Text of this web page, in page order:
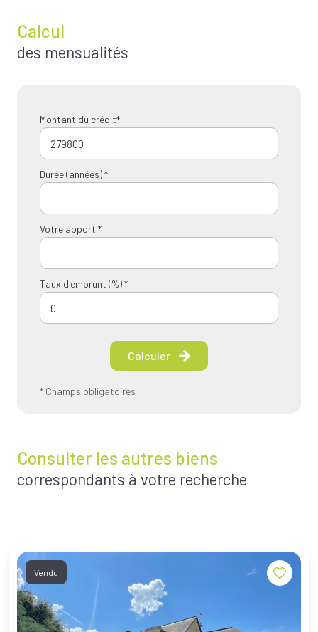
Calcul
des mensualités
Montant du crédit*
Durée (années) *
Votre apport *
Taux d'emprunt (%) *
Calculer
* Champs obligatoires
Consulter les autres biens
correspondants à votre recherche
Vendu